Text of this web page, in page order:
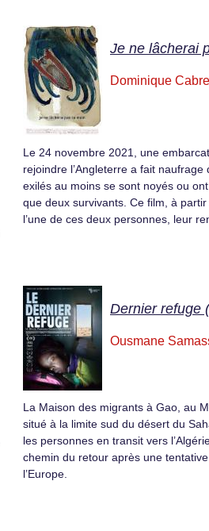
Je ne lâcherai
Dominique
Le 24 novembre 2021, une
rejoindre l’Angleterre a fait naufrage
exilés au moins se sont noyés ou
que deux survivants. Ce film, à
l’une de ces deux personnes, leur
Dernier refuge
Ousmane
La Maison des migrants à Gao, au
situé à la limite sud du désert du
les personnes en transit vers
chemin du retour après une
l’Europe.